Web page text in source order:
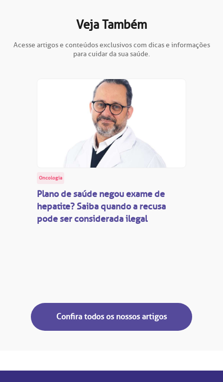
Veja Também
Acesse artigos e conteúdos exclusivos com dicas e informações
para cuidar da sua saúde.
Oncologia
Plano de saúde negou exame de
hepatite? Saiba quando a recusa
pode ser considerada ilegal
Confira todos os nossos artigos